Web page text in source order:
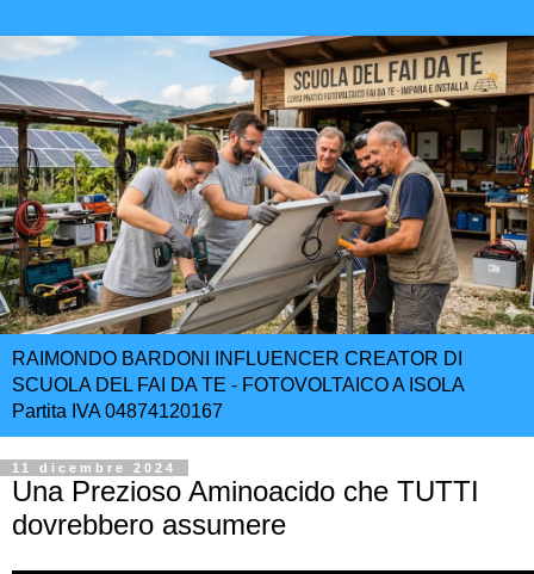
RAIMONDO BARDONI INFLUENCER CREATOR DI
SCUOLA DEL FAI DA TE - FOTOVOLTAICO A ISOLA
Partita IVA 04874120167
11 dicembre 2024
Una Prezioso Aminoacido che TUTTI
dovrebbero assumere